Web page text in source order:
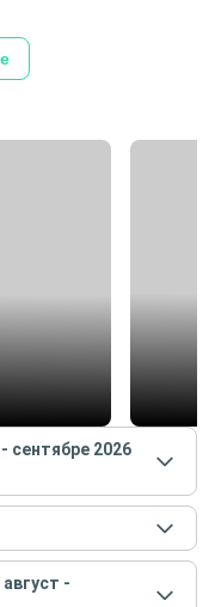
сентябре 2026
в августе -
Венев августе -
-